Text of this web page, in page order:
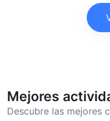
Mejores
Descubre las mejores